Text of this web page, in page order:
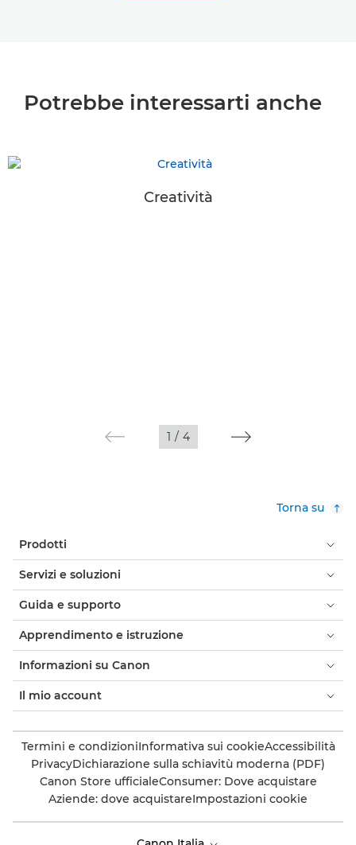
Potrebbe interessarti anche
Creatività
1 / 4
Torna su
Prodotti
Servizi e soluzioni
Guida e supporto
Apprendimento e istruzione
Informazioni su Canon
Il mio account
Termini e condizioniInformativa sui cookieAccessibilità
PrivacyDichiarazione sulla schiavitù moderna (PDF)
Canon Store ufficialeConsumer: Dove acquistare
Aziende: dove acquistareImpostazioni cookie